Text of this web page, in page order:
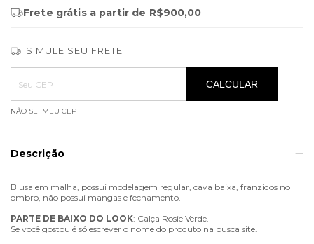
Frete grátis a partir de R$900,00
SIMULE SEU FRETE
Entregas para o CEP:
ALTERAR CEP
CALCULAR
NÃO SEI MEU CEP
Descrição
Blusa em malha, possui modelagem regular, cava baixa, franzidos no
ombro, não possui mangas e fechamento.
PARTE DE BAIXO DO LOOK: Calça Rosie Verde.
Se você gostou é só escrever o nome do produto na busca site.